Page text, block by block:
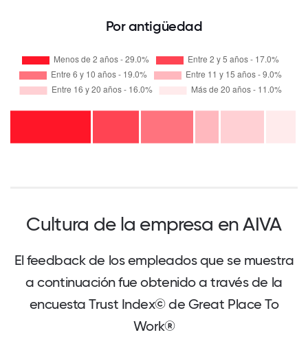
Por antigüedad
Cultura de la empresa en AIVA
El feedback de los empleados que se muestra
a continuación fue obtenido a través de la
encuesta Trust Index© de Great Place To
Work®